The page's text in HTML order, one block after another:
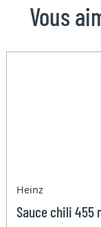
Vous
Heinz
Sauce chili 455